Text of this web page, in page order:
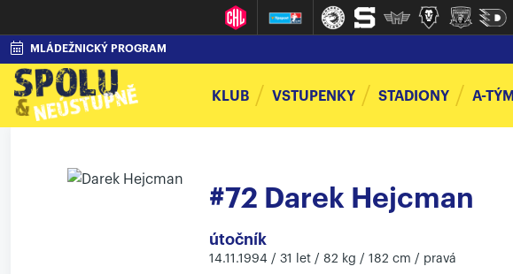
MLÁDEŽNICKÝ PROGRAM
KLUB VSTUPENKY STADIONY A-TÝM
#72 Darek Hejcman
útočník
14.11.1994 / 31 let / 82 kg / 182 cm / pravá